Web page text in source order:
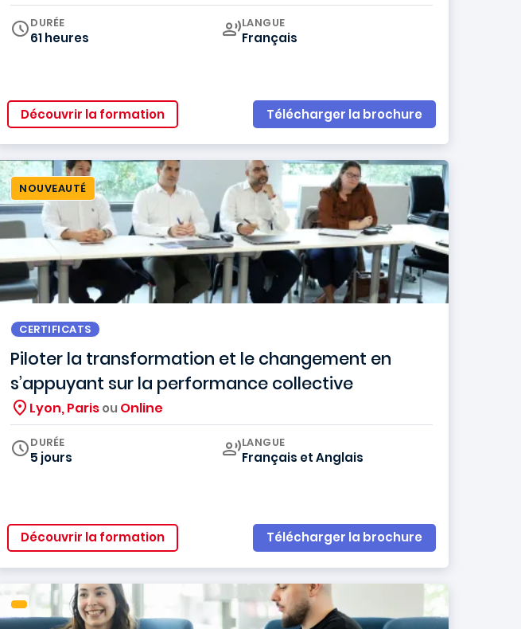
DURÉE
61 heures
Curriculum
LANGUE
Français
Découvrir la formation Télécharger la brochure
NOUVEAUTÉ
CERTIFICATS
Piloter la transformation et le changement en
s’appuyant sur la performance collective
Lyon, Parisou Online
DURÉE
5 jours
Curriculum
LANGUE
Français etAnglais
Découvrir la formation Télécharger la brochure